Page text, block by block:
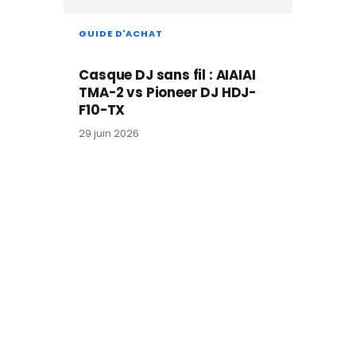
GUIDE D'ACHAT
Casque DJ sans fil : AIAIAI
TMA-2 vs Pioneer DJ HDJ-
F10-TX
29 juin 2026